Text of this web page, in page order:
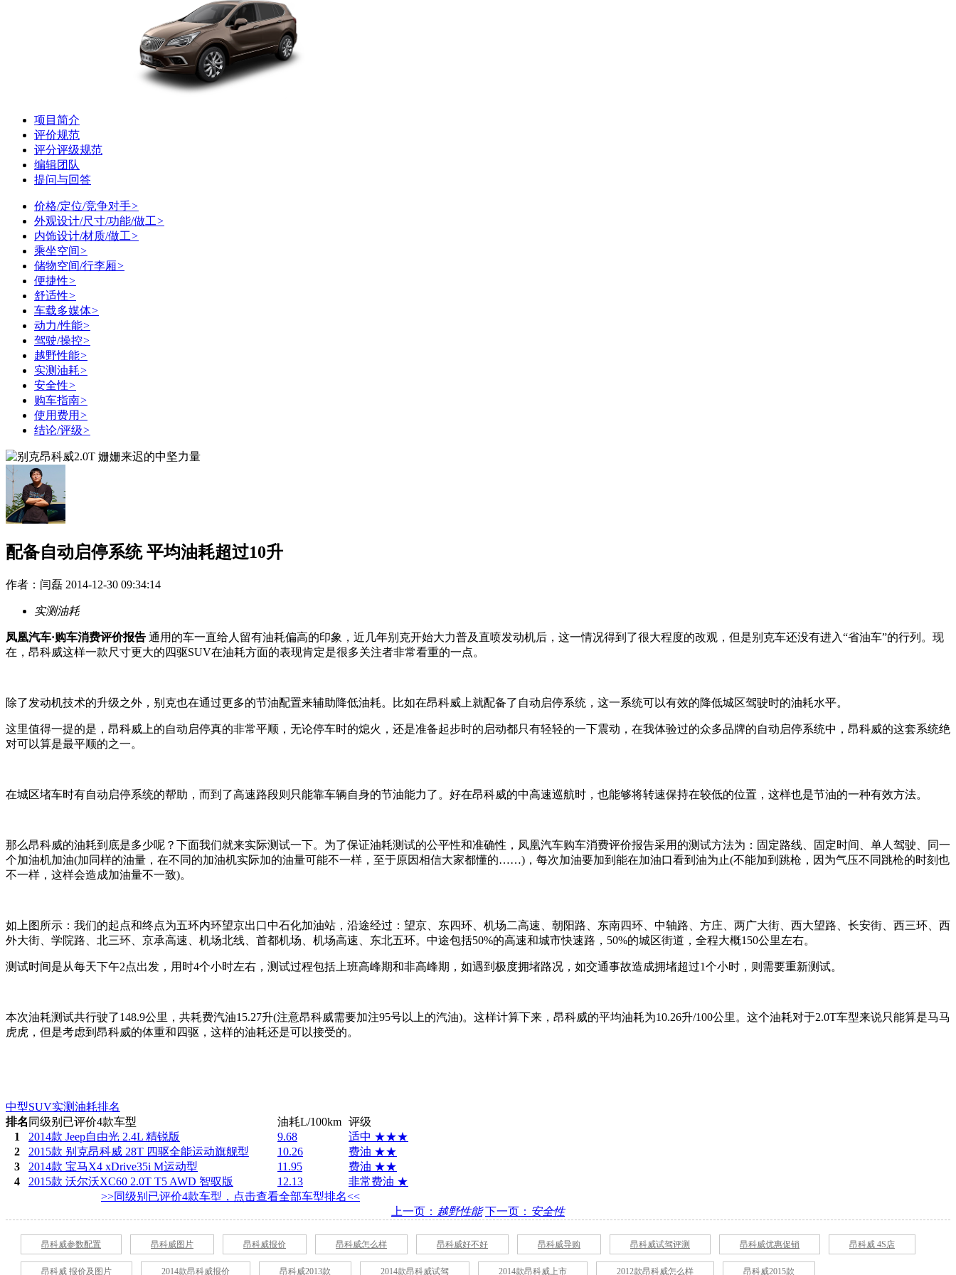
项目简介
评价规范
评分评级规范
编辑团队
提问与回答
价格/定位/竞争对手>
外观设计/尺寸/功能/做工>
内饰设计/材质/做工>
乘坐空间>
储物空间/行李厢>
便捷性>
舒适性>
车载多媒体>
动力/性能>
驾驶/操控>
越野性能>
实测油耗>
安全性>
购车指南>
使用费用 >
结论/评级>
配备自动启停系统 平均油耗超过10升
作者：闫磊 2014-12-30 09:34:14
实测油耗
凤凰汽车·购车消费评价报告 通用的车一直给人留有油耗偏高的印象，近几年别克开始大力普及直喷发动机后，这一情况得到了很大程度的改观，但是别克车还没有进入“省油车”的行列。现
在，昂科威这样一款尺寸更大的四驱SUV在油耗方面的表现肯定是很多关注者非常看重的一点。
除了发动机技术的升级之外，别克也在通过更多的节油配置来辅助降低油耗。比如在昂科威上就配备了自动启停系统，这一系统可以有效的降低城区驾驶时的油耗水平。
这里值得一提的是，昂科威上的自动启停真的非常平顺，无论停车时的熄火，还是准备起步时的启动都只有轻轻的一下震动，在我体验过的众多品牌的自动启停系统中，昂科威的这套系统绝
对可以算是最平顺的之一。
在城区堵车时有自动启停系统的帮助，而到了高速路段则只能靠车辆自身的节油能力了。好在昂科威的中高速巡航时，也能够将转速保持在较低的位置，这样也是节油的一种有效方法。
那么昂科威的油耗到底是多少呢？下面我们就来实际测试一下。为了保证油耗测试的公平性和准确性，凤凰汽车购车消费评价报告采用的测试方法为：固定路线、固定时间、单人驾驶、同一
个加油机加油(加同样的油量，在不同的加油机实际加的油量可能不一样，至于原因相信大家都懂的……)，每次加油要加到能在加油口看到油为止(不能加到跳枪，因为气压不同跳枪的时刻也
不一样，这样会造成加油量不一致)。
如上图所示：我们的起点和终点为五环内环望京出口中石化加油站，沿途经过：望京、东四环、机场二高速、朝阳路、东南四环、中轴路、方庄、两广大街、西大望路、长安街、西三环、西
外大街、学院路、北三环、京承高速、机场北线、首都机场、机场高速、东北五环。中途包括50%的高速和城市快速路，50%的城区街道，全程大概150公里左右。
测试时间是从每天下午2点出发，用时4个小时左右，测试过程包括上班高峰期和非高峰期，如遇到极度拥堵路况，如交通事故造成拥堵超过1个小时，则需要重新测试。
本次油耗测试共行驶了148.9公里，共耗费汽油15.27升(注意昂科威需要加注95号以上的汽油)。这样计算下来，昂科威的平均油耗为10.26升/100公里。这个油耗对于2.0T车型来说只能算是马马
虎虎，但是考虑到昂科威的体重和四驱，这样的油耗还是可以接受的。
中型SUV实测油耗排名
排名 同级别已评价4款车型 油耗L/100km 评级
1
2014款 Jeep自由光 2.4L 精锐版 9.68
适中 ★★★
2
2015款 别克昂科威 28T 四驱全能运动旗舰型 10.26
费油 ★★
3
2014款 宝马X4 xDrive35i M运动型 11.95
费油 ★★
4
2015款 沃尔沃XC60 2.0T T5 AWD 智驭版 12.13
非常费油 ★
>>同级别已评价4款车型，点击查看全部车型排名<<
上一页： 越野性能 下一页： 安全性
昂科威参数配置 昂科威图片 昂科威报价 昂科威怎么样 昂科威好不好 昂科威导购 昂科威试驾评测 昂科威优惠促销 昂科威 4S店
昂科威 报价及图片 2014款昂科威报价 昂科威2013款 2014款昂科威试驾 2014款昂科威上市 2012款昂科威怎么样 昂科威2015款